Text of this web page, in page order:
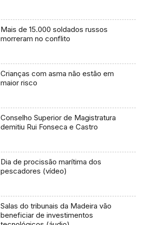
Mais de 15.000 soldados russos
morreram no conflito
Crianças com asma não estão em
maior risco
Conselho Superior de Magistratura
demitiu Rui Fonseca e Castro
Dia de procissão marítima dos
pescadores (vídeo)
Salas do tribunais da Madeira vão
beneficiar de investimentos